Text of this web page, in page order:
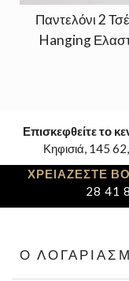
Παντελόνι 2
Hanging
Επισκεφθείτε το
Κηφισιά, 145
ΧΡΕΙΑΖΕΣΤΕ
28 41
Ο